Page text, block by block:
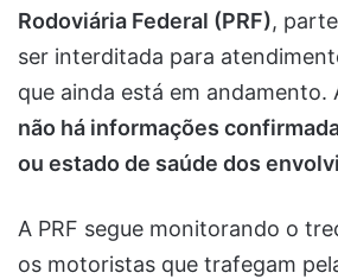
Rodoviária Federal (PRF),
ser interditada para
que ainda está em andamento.
não há informações
ou estado de saúde dos
A PRF segue monitorando o
os motoristas que trafegam